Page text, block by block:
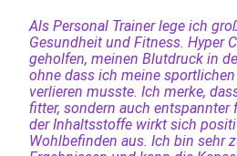
Als Personal Trainer lege ich
Gesundheit und Fitness. Hyper
geholfen, meinen Blutdruck in
ohne dass ich meine
verlieren musste. Ich merke,
fitter, sondern auch entspannter
der Inhaltsstoffe wirkt sich
Wohlbefinden aus. Ich bin sehr